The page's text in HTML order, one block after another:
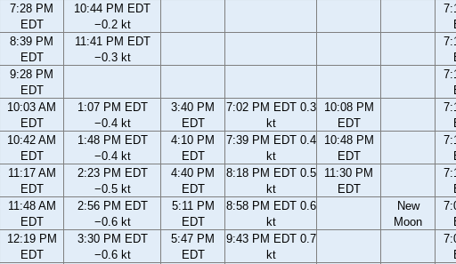
7:28 PM
EDT
10:44 PM EDT
−0.2 kt
8:39 PM
EDT
11:41 PM EDT
−0.3 kt
9:28 PM
EDT
10:03 AM
EDT
1:07 PM EDT
−0.4 kt
3:40 PM
EDT
7:02 PM EDT 0.3
kt
10:08 PM
EDT
10:42 AM
EDT
1:48 PM EDT
−0.4 kt
4:10 PM
EDT
7:39 PM EDT 0.4
kt
10:48 PM
EDT
11:17 AM
EDT
2:23 PM EDT
−0.5 kt
4:40 PM
EDT
8:18 PM EDT 0.5
kt
11:30 PM
EDT
11:48 AM
EDT
2:56 PM EDT
−0.6 kt
5:11 PM
EDT
8:58 PM EDT 0.6
kt
New
Moon
12:19 PM
EDT
3:30 PM EDT
−0.6 kt
5:47 PM
EDT
9:43 PM EDT 0.7
kt